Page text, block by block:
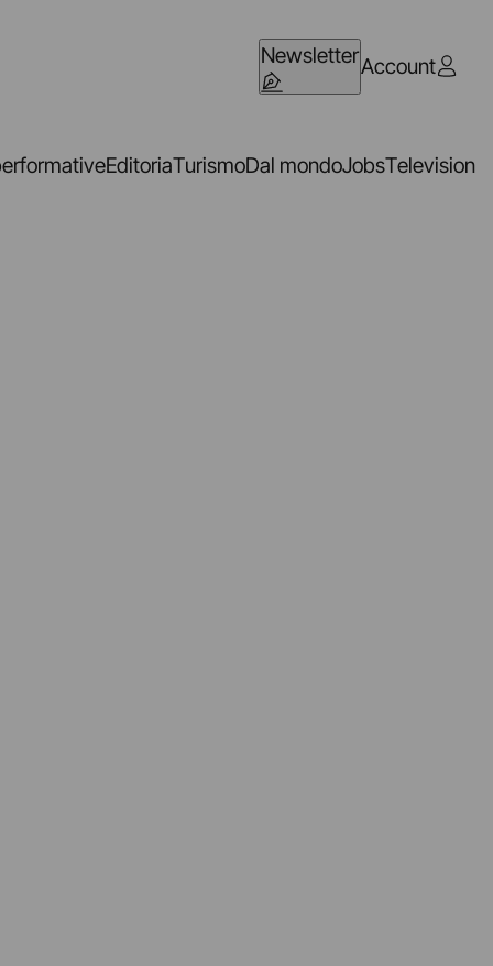
NewsletterAccount
EditoriaTurismoDal mondoJobsTelevision